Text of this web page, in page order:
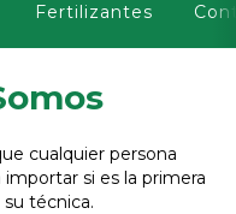
Fertilizantes
cualquier persona
si es la primera
técnica.